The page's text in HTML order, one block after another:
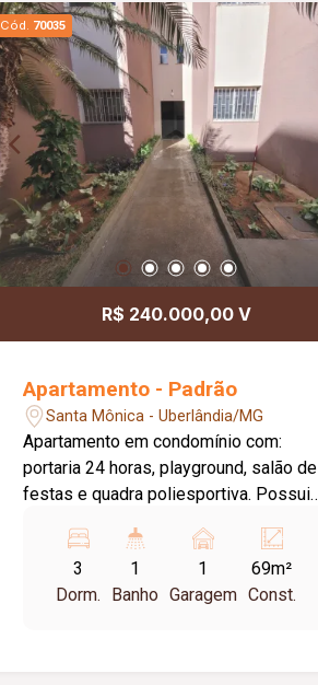
Cód. 70035
R$ 240.000,00 V
Apartamento - Padrão
Santa Mônica - Uberlândia/MG
Apartamento em condomínio com:
portaria 24 horas, playground, salão de
festas e quadra poliesportiva. Possui
ambientes com sacada; Hall para 03
quartos sendo 01 suíte com box em
acrílico; Banheiro social com box em
3
Dorm.
1
Banho
1
Garagem
69m²
Const.